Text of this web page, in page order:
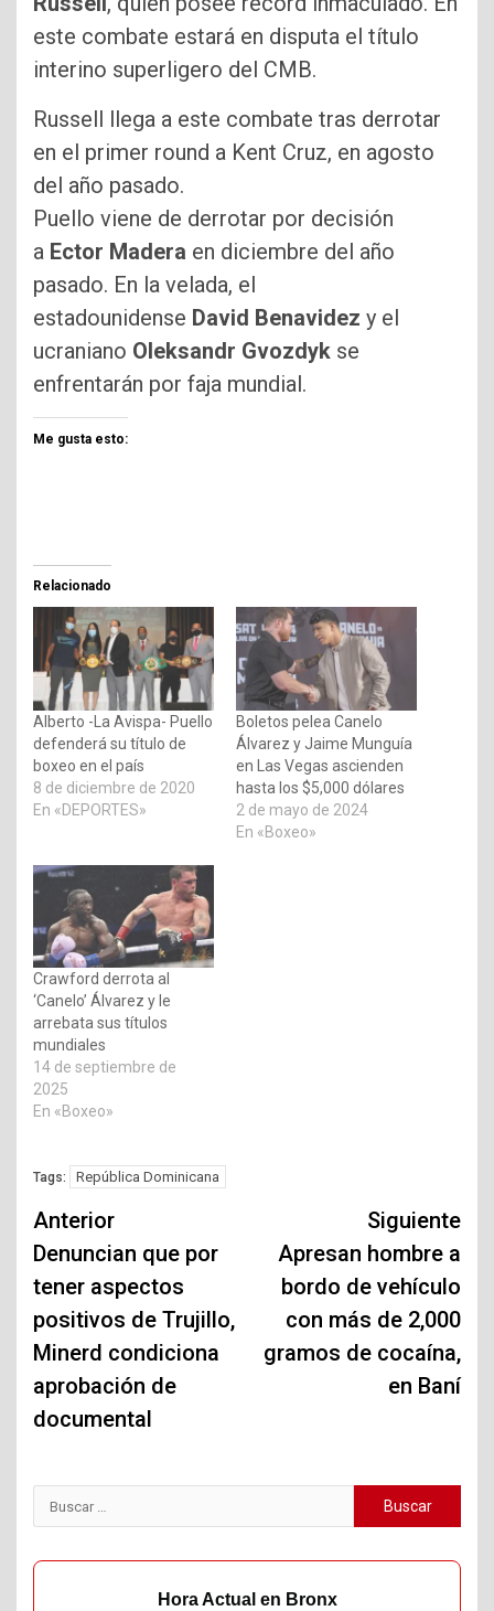
este combate estará en disputa el título
interino superligero del CMB.
Russell llega a este combate tras derrotar
en el primer round a Kent Cruz, en agosto
del año pasado.
Puello viene de derrotar por decisión
a Ector Madera en diciembre del año
pasado. En la velada, el
estadounidense David Benavidez y el
ucraniano Oleksandr Gvozdyk se
enfrentarán por faja mundial.
Me gusta esto:
Relacionado
Alberto -La Avispa- Puello
defenderá su título de
boxeo en el país
8 de diciembre de 2020
En «DEPORTES»
Boletos pelea Canelo
Álvarez y Jaime Munguía
en Las Vegas ascienden
hasta los $5,000 dólares
2 de mayo de 2024
En «Boxeo»
Crawford derrota al
‘Canelo’ Álvarez y le
arrebata sus títulos
mundiales
14 de septiembre de
2025
En «Boxeo»
Tags: República Dominicana
Navegación
de
entradas
Anterior
Denuncian que por
tener aspectos
positivos de Trujillo,
Minerd condiciona
aprobación de
documental
Siguiente
Apresan hombre a
bordo de vehículo
con más de 2,000
gramos de cocaína,
en Baní
Buscar:
Hora Actual en Bronx